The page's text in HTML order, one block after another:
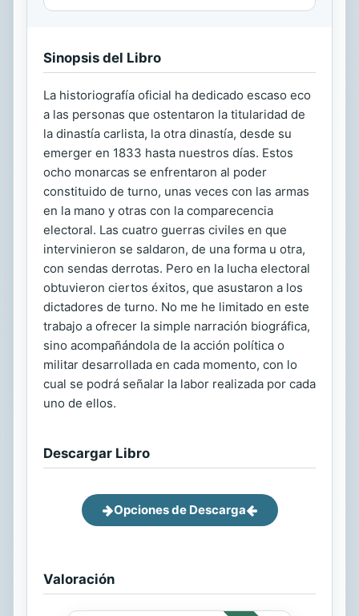
Sinopsis del Libro
La historiografía oficial ha dedicado escaso eco
a las personas que ostentaron la titularidad de
la dinastía carlista, la otra dinastía, desde su
emerger en 1833 hasta nuestros días. Estos
ocho monarcas se enfrentaron al poder
constituido de turno, unas veces con las armas
en la mano y otras con la comparecencia
electoral. Las cuatro guerras civiles en que
intervinieron se saldaron, de una forma u otra,
con sendas derrotas. Pero en la lucha electoral
obtuvieron ciertos éxitos, que asustaron a los
dictadores de turno. No me he limitado en este
trabajo a ofrecer la simple narración biográfica,
sino acompañándola de la acción política o
militar desarrollada en cada momento, con lo
cual se podrá señalar la labor realizada por cada
uno de ellos.
Descargar Libro
Opciones de Descarga
Valoración